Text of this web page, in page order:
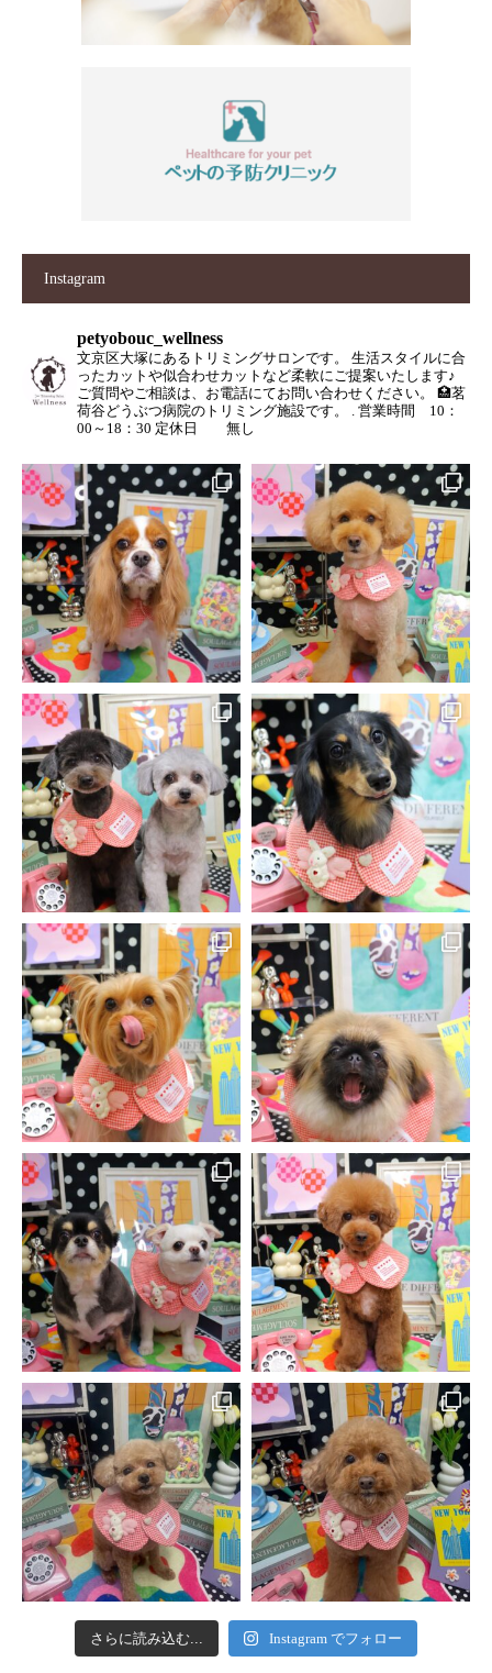
Instagram
petyobouc_wellness
文京区大塚にあるトリミングサロンです。
生活スタイルに合
ったカットや似合わせカットなど柔軟にご提案いたします♪
ご質問やご相談は、お電話にてお問い合わせください。
🏥茗
荷谷どうぶつ病院のトリミング施設です。
営業時間 10：
00～18：30 定休日 無し
さらに読み込む... Instagram でフォロー